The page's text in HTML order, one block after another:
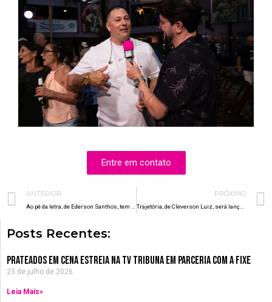
Entre em contato
Prev
ANTERIOR PRÓXIMO
Trajetória, de Cleverson Luiz, será lançado em 5 de dezembro
Posts Recentes:
Prateados em Cena estreia na TV Tribuna em parceria com a Fixe
23 de julho de 2026
Leia Mais»